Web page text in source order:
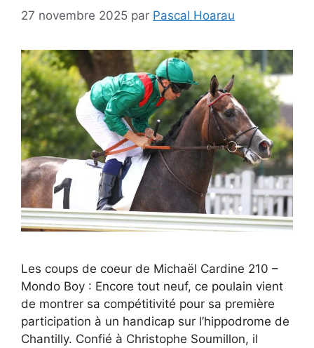
27 novembre 2025 par Pascal Hoarau
Les coups de coeur de Michaël Cardine 210 –
Mondo Boy : Encore tout neuf, ce poulain vient
de montrer sa compétitivité pour sa première
participation à un handicap sur l’hippodrome de
Chantilly. Confié à Christophe Soumillon, il